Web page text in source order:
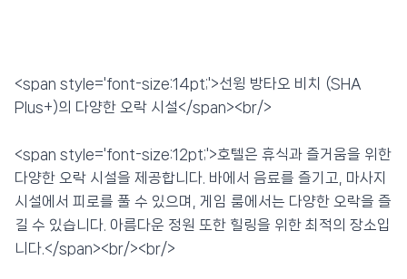
<span style='font-size:14pt;'>선윙 방타오 비치 (SHA
Plus+)의 다양한 오락 시설</span><br/>
<span style='font-size:12pt;'>호텔은 휴식과 즐거움을 위한
다양한 오락 시설을 제공합니다. 바에서 음료를 즐기고, 마사지
시설에서 피로를 풀 수 있으며, 게임 룸에서는 다양한 오락을 즐
길 수 있습니다. 아름다운 정원 또한 힐링을 위한 최적의 장소입
니다.</span><br/><br/>